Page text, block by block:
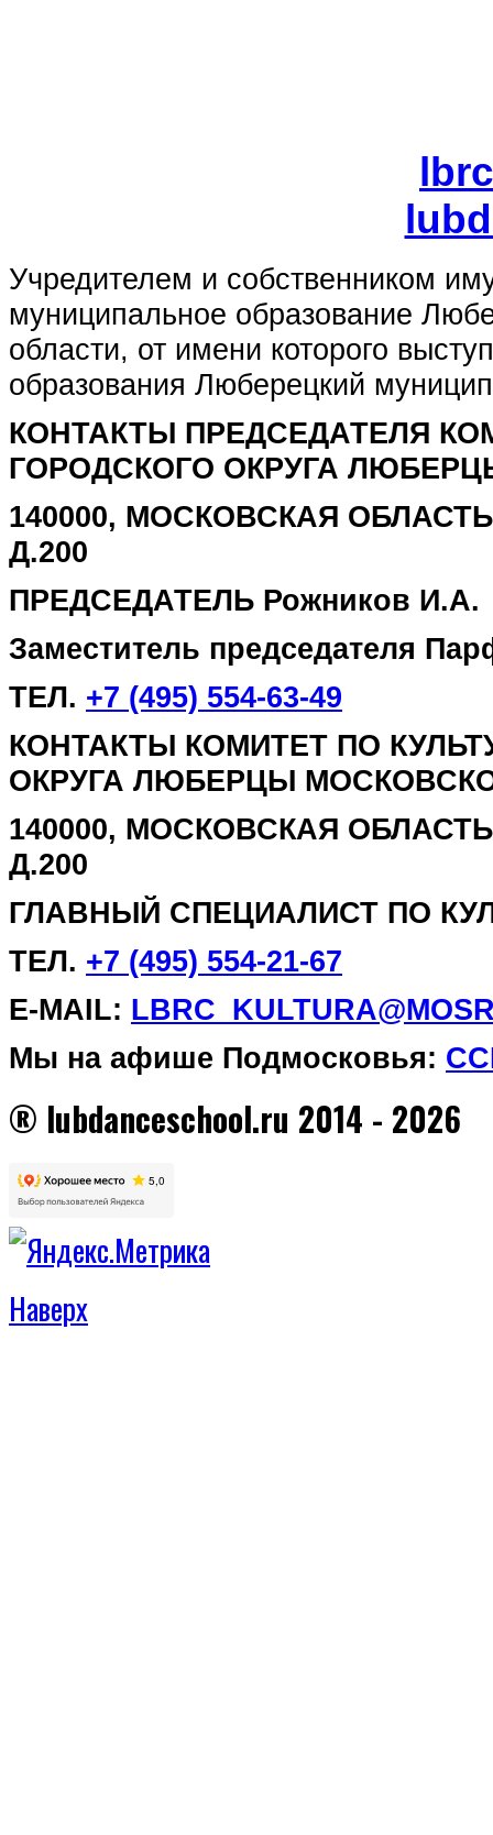
Учредителем и собственником
муниципальное образование
области, от имени которого
образования Люберецкий
КОНТАКТЫ ПРЕДСЕДАТЕЛЯ
ГОРОДСКОГО ОКРУГА
140000, МОСКОВСКАЯ
Д.200
ПРЕДСЕДАТЕЛЬ Рожников И.А.
Заместитель председателя
ТЕЛ. +7 (495) 554-63-49
КОНТАКТЫ КОМИТЕТ ПО
ОКРУГА ЛЮБЕРЦЫ
140000, МОСКОВСКАЯ
Д.200
ГЛАВНЫЙ СПЕЦИАЛИСТ ПО
ТЕЛ. +7 (495) 554-21-67
E-MAIL:
Мы на афише Подмосковья:
® lubdanceschool.ru 2014 - 2026
Наверх